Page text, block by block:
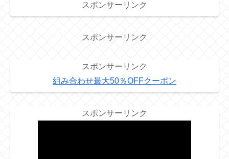
スポンサーリンク
スポンサーリンク
スポンサーリンク
組み合わせ最大50％OFFクーポン
スポンサーリンク